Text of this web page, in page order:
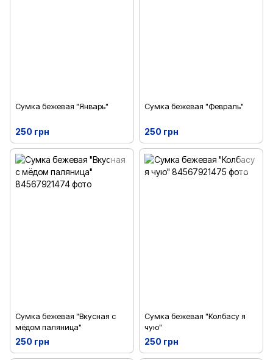
Сумка бежевая "Январь"
250 грн
Сумка бежевая "Февраль"
250 грн
Сумка бежевая "Вкусная с
мёдом паляница"
250 грн
Сумка бежевая "Колбасу я
чую"
250 грн